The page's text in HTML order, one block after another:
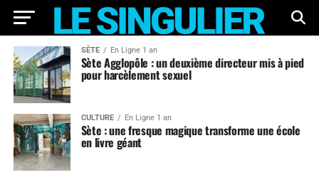
SÈTE En Ligne 1 an
Sète Agglopôle : un deuxième directeur mis à pied
pour harcèlement sexuel
CULTURE En Ligne 1 an
Sète : une fresque magique transforme une école
en livre géant